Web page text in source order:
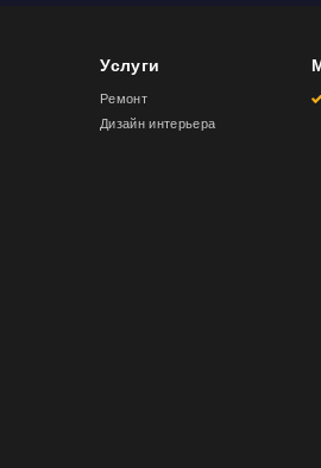
Услуги
Ремонт
Дизайн интерьера